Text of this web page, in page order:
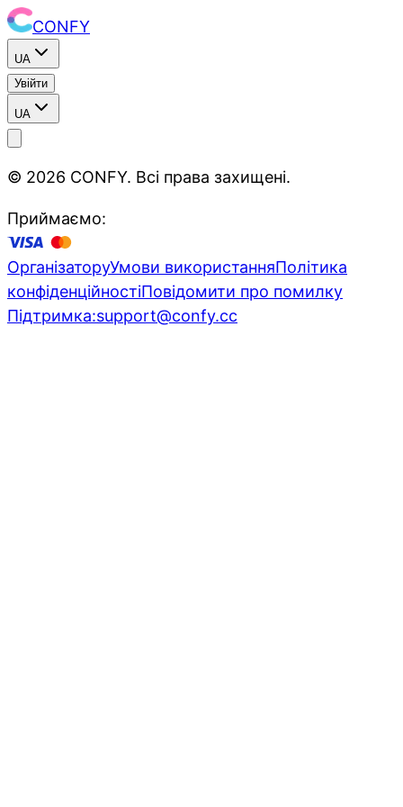
CONFY
UA
Увійти
UA
© 2026 CONFY. Всі права захищені.
Приймаємо:
ОрганізаторуУмови використанняПолітика
конфіденційностіПовідомити про помилку
Підтримка:support@confy.cc